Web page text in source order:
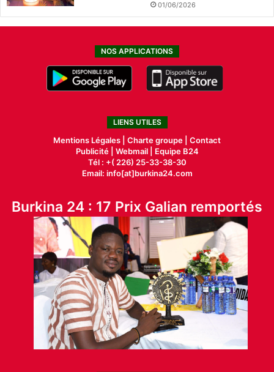
01/06/2026
NOS APPLICATIONS
LIENS UTILES
Mentions Légales | Charte groupe | Contact
Publicité| Webmail |
Equipe B24
Tél : +( 226) 25-33-38-30
Email: info[at]burkina24.com
Burkina 24 : 17 Prix Galian remportés